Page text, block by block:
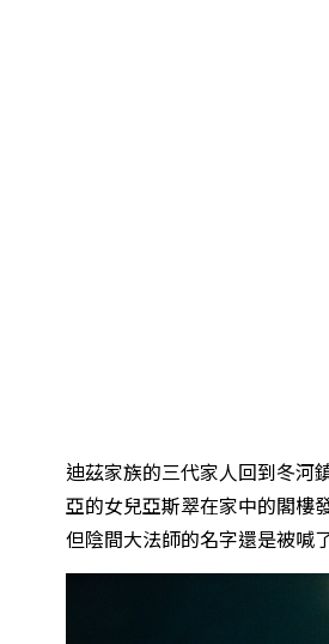
迪茲家族的三代家人回到冬河
亞的女兒亞斯翠在家中的閣樓
但陰間大法師的名字還是被喊